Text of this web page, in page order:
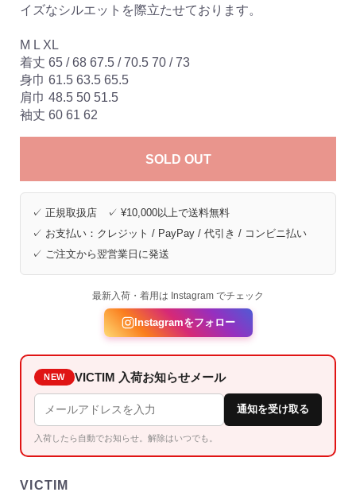
イズなシルエットを際立たせております。
M L XL
着丈 65 / 68 67.5 / 70.5 70 / 73
身巾 61.5 63.5 65.5
肩巾 48.5 50 51.5
袖丈 60 61 62
SOLD OUT
✓ 正規取扱店 ✓ ¥10,000以上で送料無料
✓ お支払い：クレジット / PayPay / 代引き / コンビニ払い
✓ ご注文から翌営業日に発送
最新入荷・着用は Instagram でチェック
Instagramをフォロー
NEW VICTIM 入荷お知らせメール
通知を受け取る
入荷したら自動でお知らせ。解除はいつでも。
VICTIM